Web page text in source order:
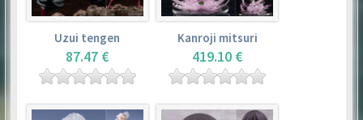
Uzui tengen
87.47 €
Kanroji mitsuri
419.10 €